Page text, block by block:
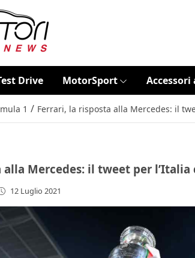
Drive MotorSport
1 / Ferrari, la risposta alla Mercedes: il
Mercedes: il tweet per l’Italia
12 Luglio 2021